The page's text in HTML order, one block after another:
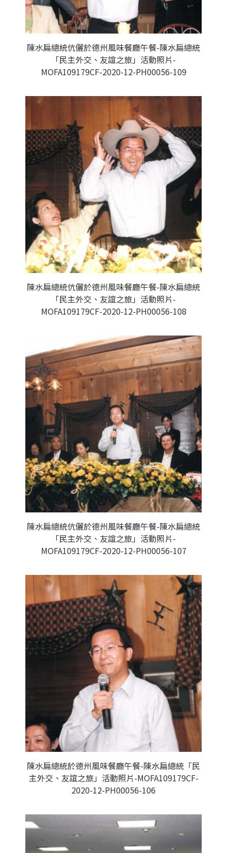
陳水扁總統伉儷於德州風味餐廳午餐-陳水扁總統
「民主外交、友誼之旅」活動照片-
MOFA109179CF-2020-12-PH00056-109
陳水扁總統伉儷於德州風味餐廳午餐-陳水扁總統
「民主外交、友誼之旅」活動照片-
MOFA109179CF-2020-12-PH00056-108
陳水扁總統伉儷於德州風味餐廳午餐-陳水扁總統
「民主外交、友誼之旅」活動照片-
MOFA109179CF-2020-12-PH00056-107
陳水扁總統於德州風味餐廳午餐-陳水扁總統「民
主外交、友誼之旅」活動照片-MOFA109179CF-
2020-12-PH00056-106